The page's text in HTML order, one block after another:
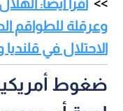
وعرقلة للطواقم
الاحتلال في
ضغوط